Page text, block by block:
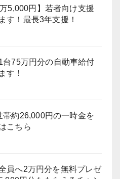
万5,000円】若者向け支援
す！最長3年支援！
台75万円分の自動車給付
す！
帯約26,000円の一時金を
こちら
員へ2万円分を無料プレゼ